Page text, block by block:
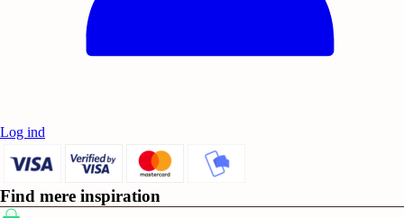
Log ind
Find mere inspiration